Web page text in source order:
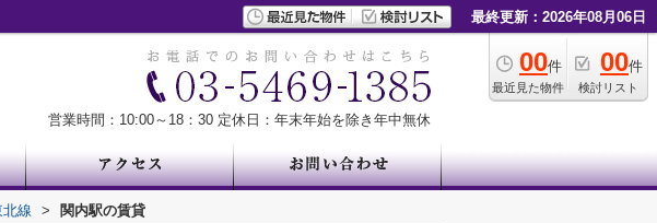
最終更新：2026年08月06日
00件
最近見た物件
00件
検討リスト
営業時間：10:00～18：30 定休日：年末年始を除き年中無休
線 > 関内駅の賃貸